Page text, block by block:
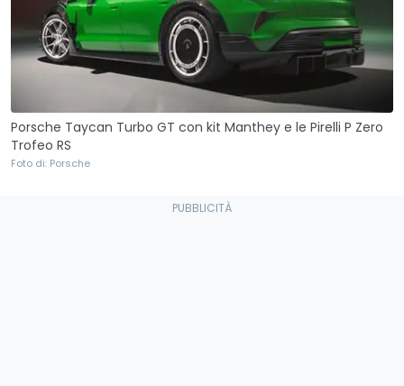
Porsche Taycan Turbo GT con kit Manthey e le Pirelli P Zero
Trofeo RS
Foto di: Porsche